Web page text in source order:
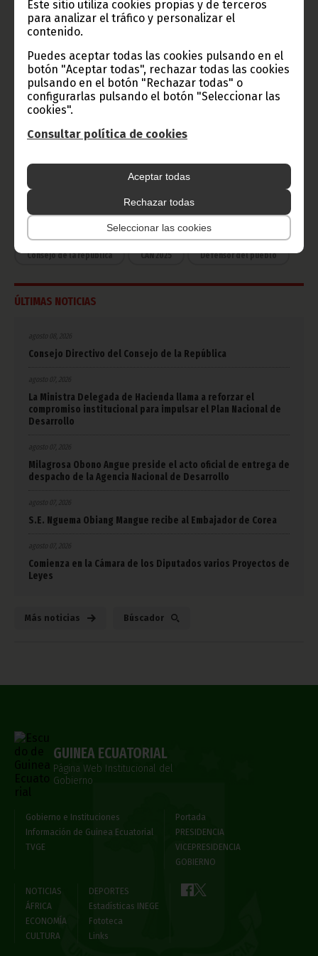
Este sitio utiliza cookies propias y de terceros
para analizar el tráfico y personalizar el
contenido.
Puedes aceptar todas las cookies pulsando en el
botón "Aceptar todas", rechazar todas las cookies
pulsando en el botón "Rechazar todas" o
configurarlas pulsando el botón "Seleccionar las
cookies".
Consultar política de cookies
Aceptar todas
Rechazar todas
Seleccionar las cookies
Radio Nacional de Guinea
Ecuatorial
CATEGORÍAS
Gobierno
COVID-19 Cultura
Economía 50 Aniversario Independencia
FIJA Bielorrusia
Consejo de la república CAN 2025 Defensor del pueblo
ÚLTIMAS NOTICIAS
agosto 08, 2026
Consejo Directivo del Consejo de la República
agosto 07, 2026
La Ministra Delegada de Hacienda llama a reforzar el
compromiso institucional para impulsar el Plan Nacional de
Desarrollo
agosto 07, 2026
Milagrosa Obono Angue preside el acto oficial de entrega de
despacho de la Agencia Nacional de Desarrollo
agosto 07, 2026
S.E. Nguema Obiang Mangue recibe al Embajador de Corea
agosto 07, 2026
Comienza en la Cámara de los Diputados varios Proyectos de
Leyes
Más noticias Búscador
GUINEA ECUATORIAL
Página Web Institucional del
Gobierno
Gobierno e Instituciones
Información de Guinea Ecuatorial
TVGE
Portada
PRESIDENCIA
VICEPRESIDENCIA
GOBIERNO
NOTICIAS
ÁFRICA
ECONOMÍA
CULTURA
DEPORTES
Estadísticas INEGE
Fototeca
Links